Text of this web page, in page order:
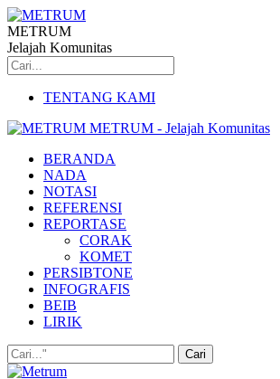
METRUM
Jelajah Komunitas
TENTANG KAMI
METRUM - Jelajah Komunitas
BERANDA
NADA
NOTASI
REFERENSI
REPORTASE
CORAK
KOMET
PERSIBTONE
INFOGRAFIS
BEIB
LIRIK